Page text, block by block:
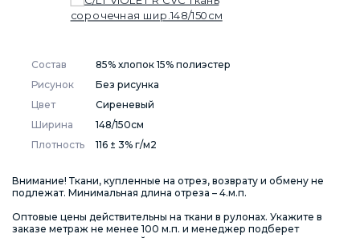
Состав
85% хлопок 15% полиэстер
Рисунок
Без рисунка
Цвет
Сиреневый
Ширина
148/150см
Плотность
116 ± 3% г/м2
Внимание! Ткани, купленные на отрез, возврату и обмену не
подлежат. Минимальная длина отреза – 4.м.п.
Оптовые цены действительны на ткани в рулонах. Укажите в
заказе метраж не менее 100 м.п. и менеджер подберет